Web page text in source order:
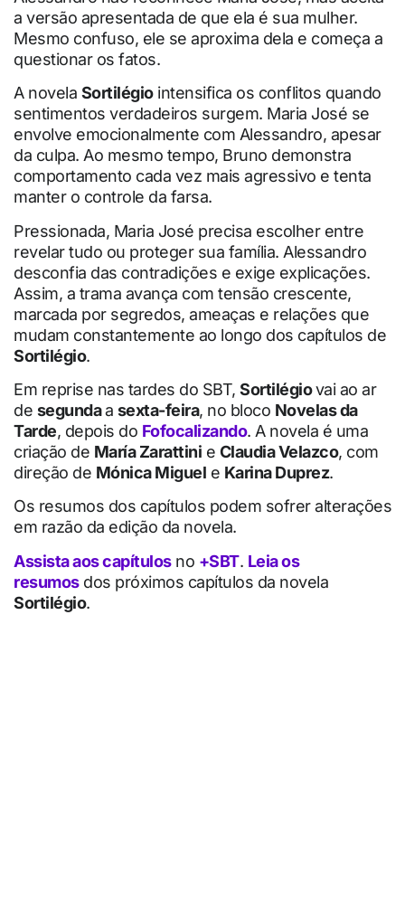
a versão apresentada de que ela é sua mulher.
Mesmo confuso, ele se aproxima dela e começa a
questionar os fatos.
A novela Sortilégiointensifica os conflitos quando
sentimentos verdadeiros surgem. Maria José se
envolve emocionalmente com Alessandro, apesar
da culpa. Ao mesmo tempo, Bruno demonstra
comportamento cada vez mais agressivo e tenta
manter o controle da farsa.
Pressionada, Maria José precisa escolher entre
revelar tudo ou proteger sua família. Alessandro
desconfia das contradições e exige explicações.
Assim, a trama avança com tensão crescente,
marcada por segredos, ameaças e relações que
mudam constantemente ao longo dos capítulos de
Sortilégio.
Em reprise nas tardes do SBT, Sortilégiovai ao ar
de segundaa sexta-feira, no bloco Novelas da
Tarde, depois do Fofocalizando. A novela é uma
criação de María Zarattini e Claudia Velazco, com
direção de Mónica Miguel e Karina Duprez.
Os resumos dos capítulos podem sofrer alterações
em razão da edição da novela.
Assista aos capítulosno +SBT. Leia os
resumosdos próximos capítulos da novela
Sortilégio.